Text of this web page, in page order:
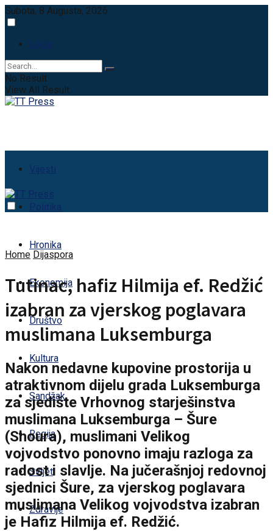
Subota, 8 Augusta, 2026
Login
No Result
View All Result
Vijesti
Politika
Hronika
Ekonomija
Društvo
Kultura
Sandžak
Regija
Svijet
Zdravlje
Home Dijaspora
Tutinac, hafiz Hilmija ef. Redžić
izabran za vjerskog poglavara
muslimana Luksemburga
Nakon nedavne kupovine prostorija u
atraktivnom dijelu grada Luksemburga
za sjedište Vrhovnog starješinstva
muslimana Luksemburga – Šure
(Shoura), muslimani Velikog
vojvodstvo ponovno imaju razloga za
radost i slavlje. Na jučerašnjoj redovnoj
sjednici Šure, za vjerskog poglavara
muslimana Velikog vojvodstva izabran
je Hafiz Hilmija ef. Redžić.